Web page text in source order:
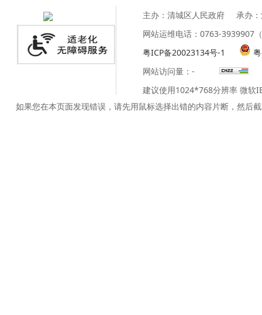
主办：清城区人民政府
承办
网站运维电话：0763-3939907
粤ICP备20023134号-1
网站访问量： -
建议使用1024*768分辨率 微软
如果您在本页面发现错误，请先用鼠标选择出错的内容片断，然后